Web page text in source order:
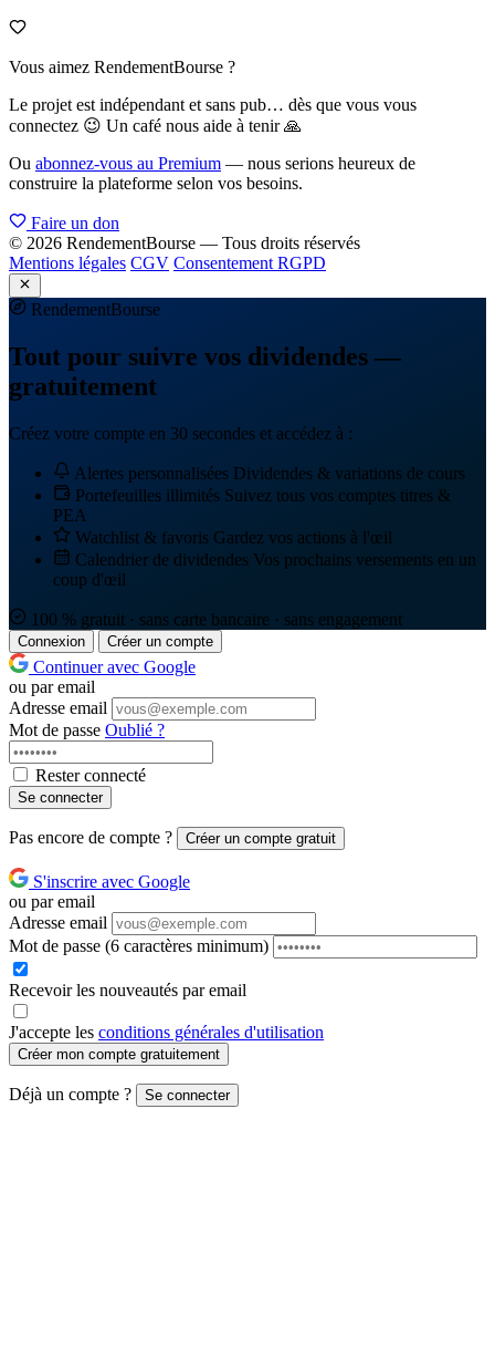
Vous aimez RendementBourse ?
Le projet est indépendant et sans pub… dès que vous vous
connectez 😉 Un café nous aide à tenir 🙏
Ou abonnez-vous au Premium — nous serions heureux de
construire la plateforme selon vos besoins.
Faire un don
© 2026 RendementBourse — Tous droits réservés
Mentions légales CGV Consentement RGPD
RendementBourse
Tout pour suivre vos dividendes —
gratuitement
Créez votre compte en 30 secondes et accédez à :
Alertes personnalisées Dividendes & variations de cours
Portefeuilles illimités Suivez tous vos comptes titres &
PEA
Watchlist & favoris Gardez vos actions à l'œil
Calendrier de dividendes Vos prochains versements en un
coup d'œil
100 % gratuit · sans carte bancaire · sans engagement
Connexion Créer un compte
Continuer avec Google
ou par email
Adresse email
Mot de passe Oublié ?
Rester connecté
Se connecter
Pas encore de compte ? Créer un compte gratuit
S'inscrire avec Google
ou par email
Adresse email
Mot de passe (6 caractères minimum)
Recevoir les nouveautés par email
J'accepte les conditions générales d'utilisation
Créer mon compte gratuitement
Déjà un compte ? Se connecter